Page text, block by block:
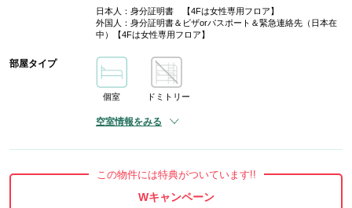
日本人：身分証明書 【4Fは女性専用フロア】
外国人：身分証明書＆ビザorパスポート＆緊急連絡先（日本在
中）【4Fは女性専用フロア】
部屋タイプ
個室 ドミトリー
空室情報をみる
この物件には特典がついています!!
Wキャンペーン